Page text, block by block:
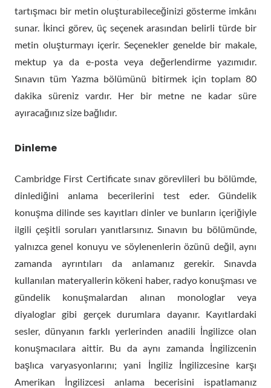
tartışmacı bir metin oluşturabileceğinizi gösterme imkânı
sunar. İkinci görev, üç seçenek arasından belirli türde bir
metin oluşturmayı içerir. Seçenekler genelde bir makale,
mektup ya da e-posta veya değerlendirme yazımıdır.
Sınavın tüm Yazma bölümünü bitirmek için toplam 80
dakika süreniz vardır. Her bir metne ne kadar süre
ayıracağınız size bağlıdır.
Dinleme
Cambridge First Certificate sınav görevlileri bu bölümde,
dinlediğini anlama becerilerini test eder. Gündelik
konuşma dilinde ses kayıtları dinler ve bunların içeriğiyle
ilgili çeşitli soruları yanıtlarsınız. Sınavın bu bölümünde,
yalnızca genel konuyu ve söylenenlerin özünü değil, aynı
zamanda ayrıntıları da anlamanız gerekir. Sınavda
kullanılan materyallerin kökeni haber, radyo konuşması ve
gündelik konuşmalardan alınan monologlar veya
diyaloglar gibi gerçek durumlara dayanır. Kayıtlardaki
sesler, dünyanın farklı yerlerinden anadili İngilizce olan
konuşmacılara aittir. Bu da aynı zamanda İngilizcenin
başlıca varyasyonlarını; yani İngiliz İngilizcesine karşı
Amerikan İngilizcesi anlama becerisini ispatlamanız